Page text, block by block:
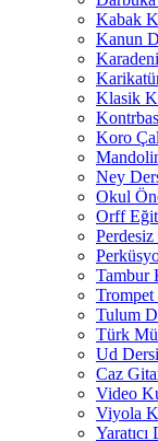
Kabak
Kanun
Klasik
Koro
Ney
Okul
Orff
Tambur
Trompet
Tulum
Türk
Ud Dersi
Caz
Video
Viyola